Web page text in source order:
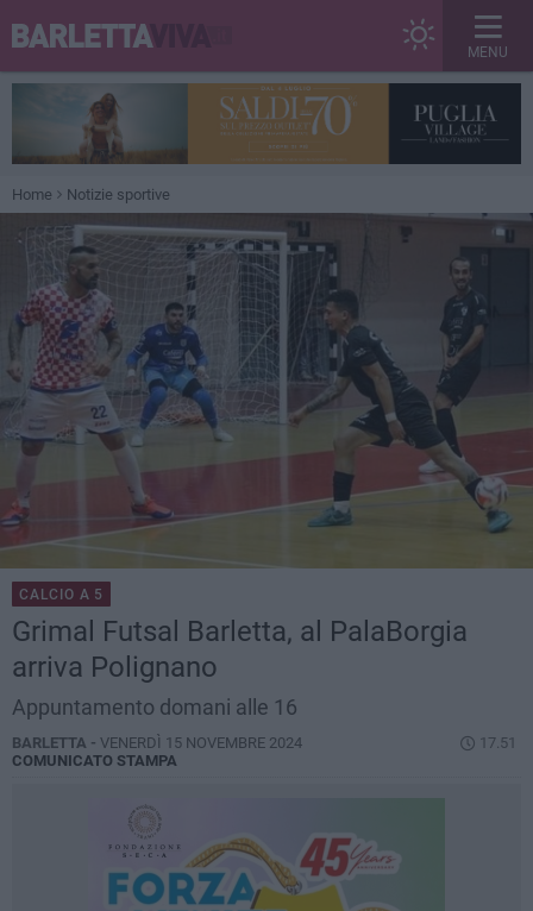
MENU
Home Notizie sportive
CALCIO A 5
Grimal Futsal Barletta, al PalaBorgia
arriva Polignano
Appuntamento domani alle 16
BARLETTA - VENERDÌ 15 NOVEMBRE 2024
17.51
COMUNICATO STAMPA